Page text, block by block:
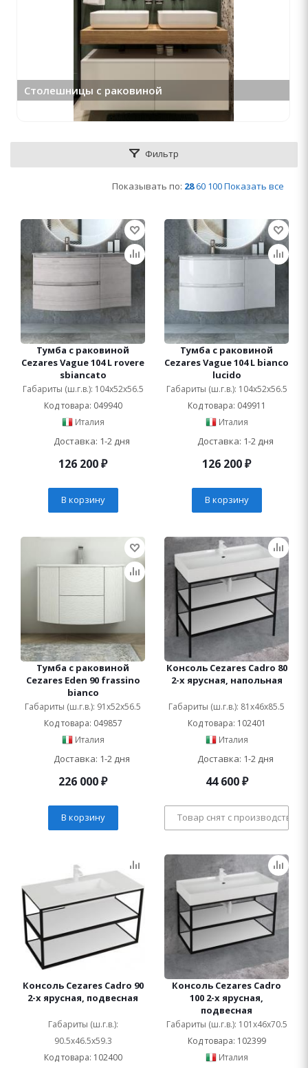
Столешницы с раковиной
Фильтр
Показывать по: 28 60 100Показать все
Тумба с раковиной
Cezares Vague 104 L rovere
sbiancato
Габариты (ш.г.в.): 104x52x56.5
Код товара: 049940
Италия
Доставка: 1-2 дня
126 200₽
В корзину
Тумба с раковиной
Cezares Vague 104 L bianco
lucido
Габариты (ш.г.в.): 104x52x56.5
Код товара: 049911
Италия
Доставка: 1-2 дня
126 200₽
В корзину
Тумба с раковиной
Cezares Eden 90 frassino
bianco
Габариты (ш.г.в.): 91x52x56.5
Код товара: 049857
Италия
Доставка: 1-2 дня
226 000₽
В корзину
Консоль Cezares Cadro 80
2-х ярусная, напольная
Габариты (ш.г.в.): 81x46x85.5
Код товара: 102401
Италия
Доставка: 1-2 дня
44 600₽
Товар снят с производства
Консоль Cezares Cadro 90
2-х ярусная, подвесная
Габариты (ш.г.в.):
90.5x46.5x59.3
Код товара: 102400
Консоль Cezares Cadro
100 2-х ярусная,
подвесная
Габариты (ш.г.в.): 101x46x70.5
Код товара: 102399
Италия